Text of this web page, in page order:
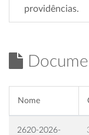
providências.
Nome
2620-2026-